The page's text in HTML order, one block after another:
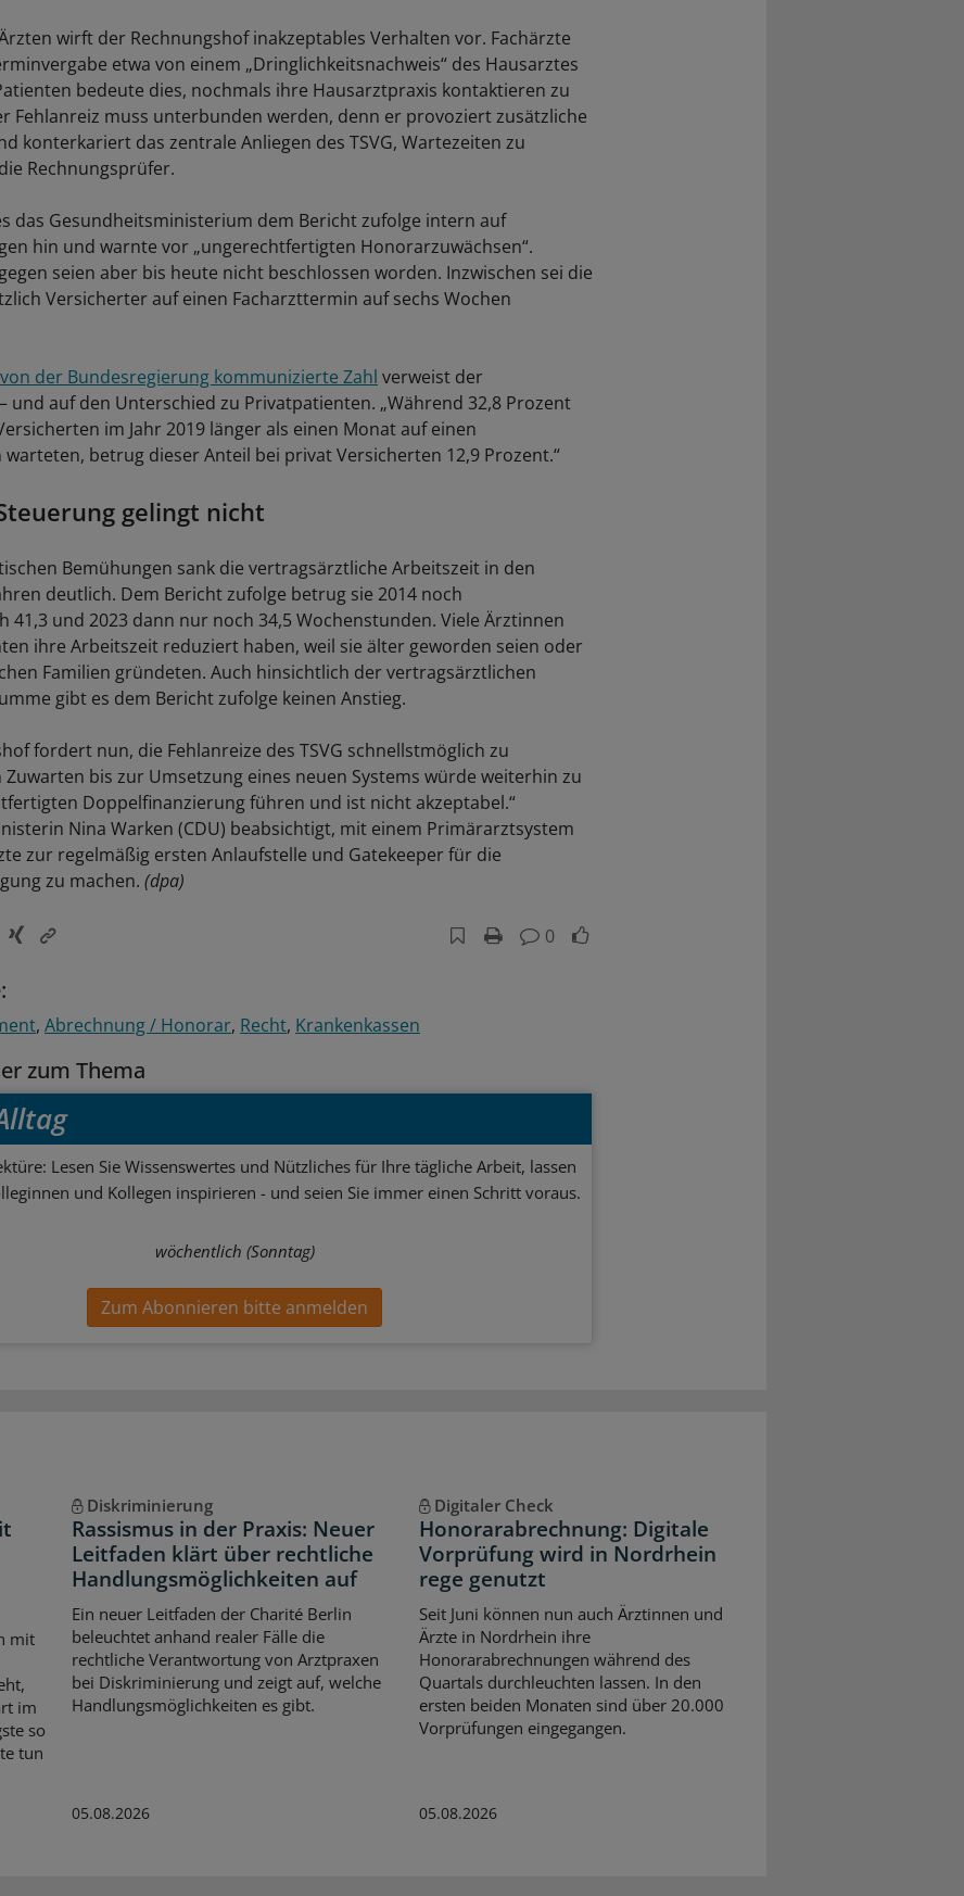
wirft der Rechnungshof inakzeptables Verhalten vor. Fachärzte
etwa von einem „Dringlichkeitsnachweis“ des Hausarztes
bedeute dies, nochmals ihre Hausarztpraxis kontaktieren zu
Fehlanreiz muss unterbunden werden, denn er provoziert zusätzliche
konterkariert das zentrale Anliegen des TSVG, Wartezeiten zu
Rechnungsprüfer.
das Gesundheitsministerium dem Bericht zufolge intern auf
hin und warnte vor „ungerechtfertigten Honorarzuwächsen“.
seien aber bis heute nicht beschlossen worden. Inzwischen sei die
Versicherter auf einen Facharzttermin auf sechs Wochen
von der Bundesregierung kommunizierte Zahl verweist der
und auf den Unterschied zu Privatpatienten. „Während 32,8 Prozent
im Jahr 2019 länger als einen Monat auf einen
betrug dieser Anteil bei privat Versicherten 12,9 Prozent.“
gelingt nicht
Bemühungen sank die vertragsärztliche Arbeitszeit in den
deutlich. Dem Bericht zufolge betrug sie 2014 noch
41,3 und 2023 dann nur noch 34,5 Wochenstunden. Viele Ärztinnen
ihre Arbeitszeit reduziert haben, weil sie älter geworden seien oder
Familien gründeten. Auch hinsichtlich der vertragsärztlichen
gibt es dem Bericht zufolge keinen Anstieg.
fordert nun, die Fehlanreize des TSVG schnellstmöglich zu
Zuwarten bis zur Umsetzung eines neuen Systems würde weiterhin zu
Doppelfinanzierung führen und ist nicht akzeptabel.“
Nina Warken (CDU) beabsichtigt, mit einem Primärarztsystem
zur regelmäßig ersten Anlaufstelle und Gatekeeper für die
zu machen. (dpa)
0
Abrechnung / Honorar Recht Krankenkassen
zum Thema
Lesen Sie Wissenswertes und Nützliches für Ihre tägliche Arbeit, lassen
und Kollegen inspirieren - und seien Sie immer einen Schritt voraus.
wöchentlich (Sonntag)
Zum Abonnieren bitte anmelden
mit
im
so
tun
Diskriminierung
Rassismus in der Praxis: Neuer
Leitfaden klärt über rechtliche
Handlungsmöglichkeiten auf
Ein neuer Leitfaden der Charité Berlin
beleuchtet anhand realer Fälle die
rechtliche Verantwortung von Arztpraxen
bei Diskriminierung und zeigt auf, welche
Handlungsmöglichkeiten es gibt.
05.08.2026
Digitaler Check
Honorarabrechnung: Digitale
Vorprüfung wird in Nordrhein
rege genutzt
Seit Juni können nun auch Ärztinnen und
Ärzte in Nordrhein ihre
Honorarabrechnungen während des
Quartals durchleuchten lassen. In den
ersten beiden Monaten sind über 20.000
Vorprüfungen eingegangen.
05.08.2026